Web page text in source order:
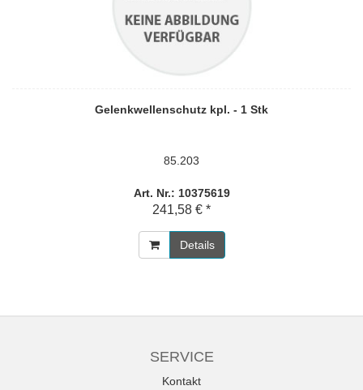
Gelenkwellenschutz kpl. - 1 Stk
85.203
Art. Nr.: 10375619
241,58 € *
Details
SERVICE
Kontakt